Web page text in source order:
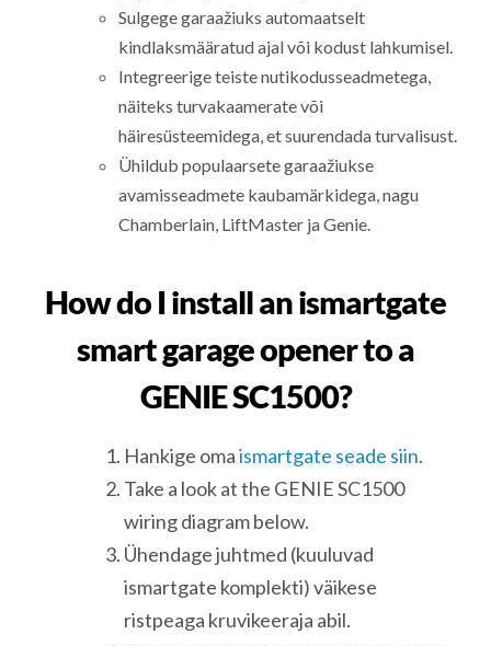
Sulgege garaažiuks automaatselt
kindlaksmääratud ajal või kodust lahkumisel.
Integreerige teiste nutikodusseadmetega,
näiteks turvakaamerate või
häiresüsteemidega, et suurendada turvalisust.
Ühildub populaarsete garaažiukse
avamisseadmete kaubamärkidega, nagu
Chamberlain, LiftMaster ja Genie.
How do I install an ismartgate
smart garage opener to a
GENIE SC1500?
Hankige omaismartgate seade siin.
Take a look at the GENIE SC1500
wiring diagram below.
Ühendage juhtmed (kuuluvad
ismartgate komplekti) väikese
ristpeaga kruvikeeraja abil.